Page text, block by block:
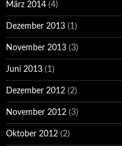
März 2014 (4)
Dezember 2013 (1)
November 2013 (3)
Juni 2013 (1)
Dezember 2012 (2)
November 2012 (3)
Oktober 2012 (2)